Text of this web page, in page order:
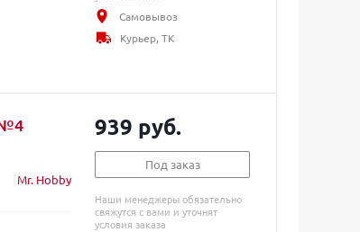
Самовывоз
Курьер, ТК
№4
Mr. Hobby
939 руб.
Под заказ
Наши менеджеры обязательно
свяжутся с вами и уточнят
условия заказа